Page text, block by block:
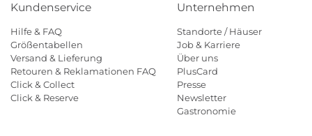
Kundenservice
Hilfe & FAQ
Größentabellen
Versand & Lieferung
Retouren & Reklamationen FAQ
Click & Collect
Click & Reserve
Unternehmen
Standorte / Häuser
Job & Karriere
Über uns
PlusCard
Presse
Newsletter
Gastronomie